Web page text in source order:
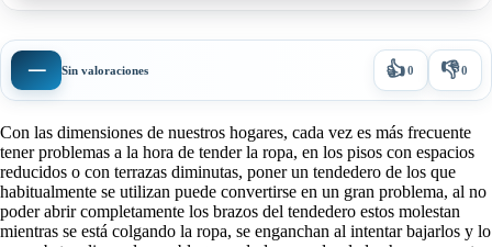
— Sin valoraciones 👍0 👎0
Con las dimensiones de nuestros hogares, cada vez es más frecuente
tener problemas a la hora de tender la ropa, en los pisos con espacios
reducidos o con terrazas diminutas, poner un tendedero de los que
habitualmente se utilizan puede convertirse en un gran problema, al no
poder abrir completamente los brazos del tendedero estos molestan
mientras se está colgando la ropa, se enganchan al intentar bajarlos y lo